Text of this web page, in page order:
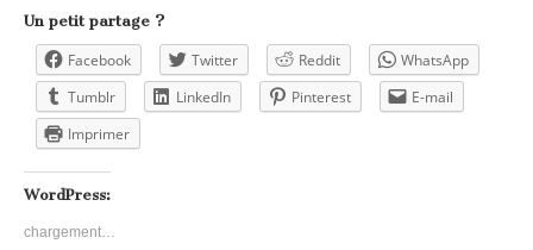
Un petit partage ?
Facebook Twitter Reddit
WhatsApp
Tumblr
LinkedIn Pinterest
E-mail
Imprimer
WordPress:
chargement…